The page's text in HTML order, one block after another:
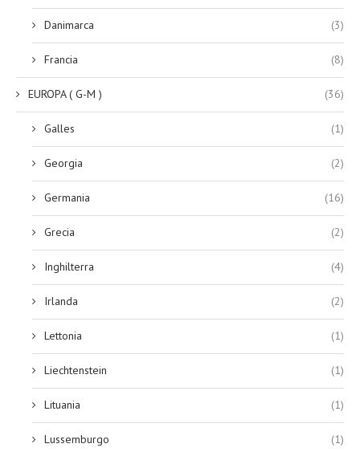
Danimarca (3)
Francia (8)
EUROPA ( G-M ) (36)
Galles (1)
Georgia (2)
Germania (16)
Grecia (2)
Inghilterra (4)
Irlanda (2)
Lettonia (1)
Liechtenstein (1)
Lituania (1)
Lussemburgo (1)